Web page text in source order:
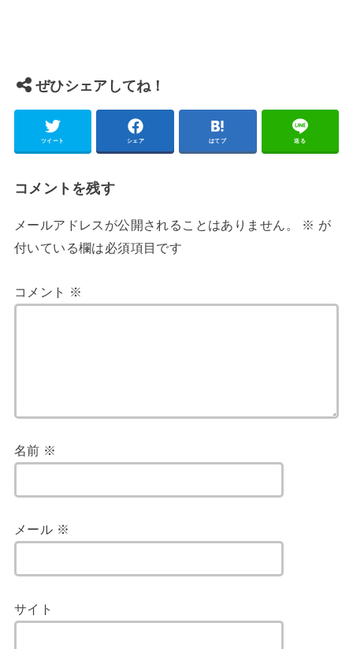
ぜひシェアしてね！
ツイート シェア はてブ 送る
コメントを残す
メールアドレスが公開されることはありません。 ※ が
付いている欄は必須項目です
コメント ※
名前 ※
メール ※
サイト